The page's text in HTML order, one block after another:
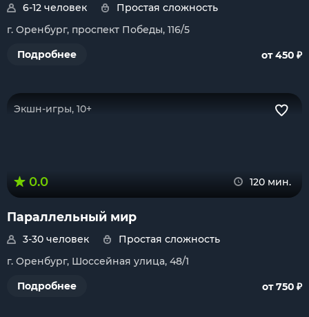
6-12 человек
Простая сложность
г. Оренбург, проспект Победы, 116/5
Подробнее
от 450 ₽
Экшн-игры, 10+
0.0 120 мин.
Параллельный мир
3-30 человек
Простая сложность
г. Оренбург, Шоссейная улица, 48/1
Подробнее
от 750 ₽